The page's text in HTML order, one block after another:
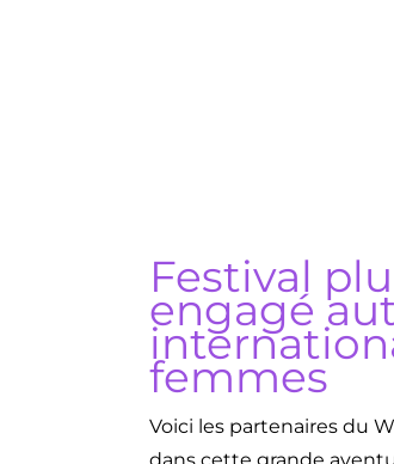
Festival
engagé
femmes
Voici les partenaires du